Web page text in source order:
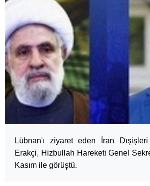
Lübnan'ı ziyaret eden İran
Erakçi, Hizbullah Hareketi Genel
Kasım ile görüştü.